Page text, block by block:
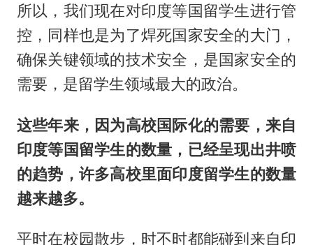
所以，我们现在对印度等国留学生进行管
控，同样也是为了焊死国家安全的大门，
确保关键领域的技术安全，是国家安全的
需要，是留学生领域最大的政治。
这些年来，因为高校国际化的需要，来自
印度等国留学生的数量，已经呈现出井喷
的趋势，许多高校里面印度留学生的数量
越来越多。
平时在校园散步，时不时都能碰到来自印